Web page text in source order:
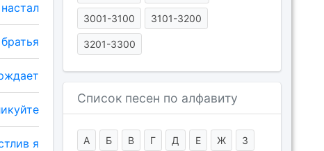
я
3001-3100 3101-3200
3201-3300
Список песен по алфавиту
А Б В Г Д Е Ж З